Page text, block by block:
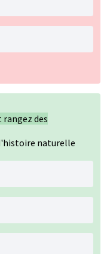
des
naturelle